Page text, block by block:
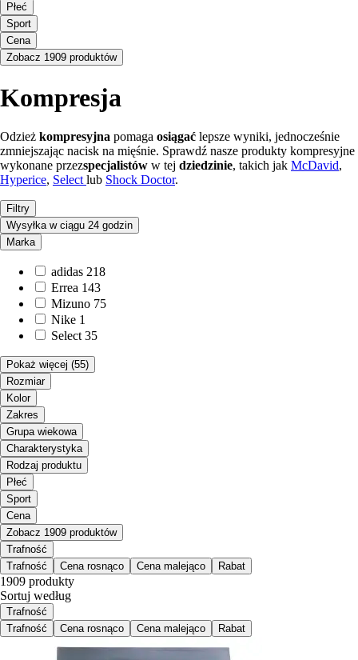
Płeć
Sport
Cena
Zobacz 1909 produktów
Kompresja
Odzież kompresyjna pomaga osiągać lepsze wyniki, jednocześnie
zmniejszając nacisk na mięśnie. Sprawdź nasze produkty kompresyjne
wykonane przezspecjalistów w tej dziedzinie, takich jak McDavid,
Hyperice, Select lub Shock Doctor.
Filtry
Wysyłka w ciągu 24 godzin
Marka
adidas 218
Errea 143
Mizuno 75
Nike 1
Select 35
Pokaż więcej (55)
Rozmiar
Kolor
Zakres
Grupa wiekowa
Charakterystyka
Rodzaj produktu
Płeć
Sport
Cena
Zobacz 1909 produktów
Trafność
Trafność
Cena rosnąco Cena malejąco Rabat
1909 produkty
Sortuj według
Trafność
Trafność
Cena rosnąco Cena malejąco Rabat